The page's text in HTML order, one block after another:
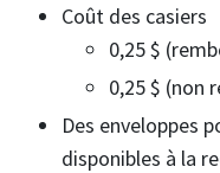
Coût des casiers
0,25 $
0,25 $ (non
Des enveloppes
disponibles à la